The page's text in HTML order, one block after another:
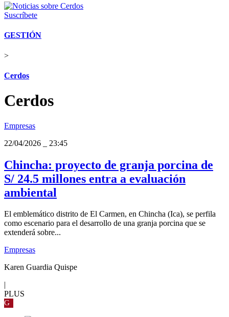
Suscríbete
GESTIÓN
>
Cerdos
Cerdos
Empresas
22/04/2026
23:45
Chincha: proyecto de granja porcina de
S/ 24.5 millones entra a evaluación
ambiental
El emblemático distrito de El Carmen, en Chincha (Ica), se perfila
como escenario para el desarrollo de una granja porcina que se
extenderá sobre...
Empresas
Karen Guardia Quispe
PLUS
G